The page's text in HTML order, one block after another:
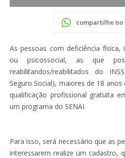
compartilhe no
As pessoas com deficiência física,
ou psicossocial, as que
reabilitandos/reabilitados do
Seguro Social), maiores de 18
qualificação profissional gratuita
um programa do SENAI.
Para isso, será necessário que as
interessarem realize um cadastro,